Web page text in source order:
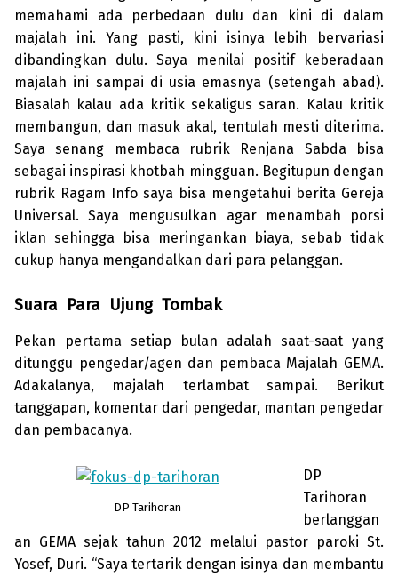
memahami ada perbedaan dulu dan kini di dalam
majalah ini. Yang pasti, kini isinya lebih bervariasi
diban­dingkan dulu. Saya menilai positif keberadaan
majalah ini sampai di usia emasnya (setengah abad).
Biasalah kalau ada kritik sekaligus saran. Kalau kritik
membangun, dan masuk akal, tentulah mesti diterima.
Saya senang membaca rubrik Renjana Sabda bisa
sebagai inspirasi khotbah mingguan. Begitupun dengan
rubrik Ragam Info saya bisa mengetahui berita Gereja
Universal. Saya mengusulkan agar menambah porsi
iklan sehingga bisa meringankan biaya, sebab tidak
cukup hanya mengandalkan dari para pelang­gan.
Suara Para Ujung Tombak
Pekan pertama setiap bulan adalah saat-saat yang
ditunggu penge­dar/agen dan pembaca Majalah GEMA.
Adakalanya, majalah terlambat sampai. Berikut
tanggapan, komentar dari pengedar, mantan pengedar
dan pem­bacanya.
DP Tarihoran
DP
Tarihoran
berlanggan
an GEMA sejak tahun 2012 melalui pastor paroki St.
Yosef, Duri. “Saya tertarik dengan isinya dan membantu